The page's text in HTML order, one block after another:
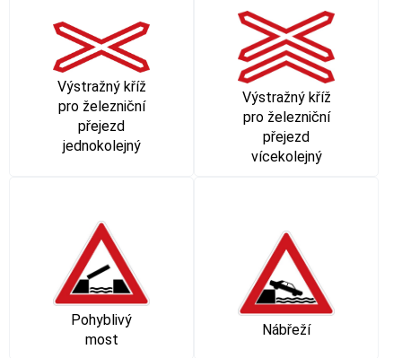
Výstražný kříž
pro železniční
přejezd
jednokolejný
Výstražný kříž
pro železniční
přejezd
vícekolejný
Pohyblivý
most
Nábřeží